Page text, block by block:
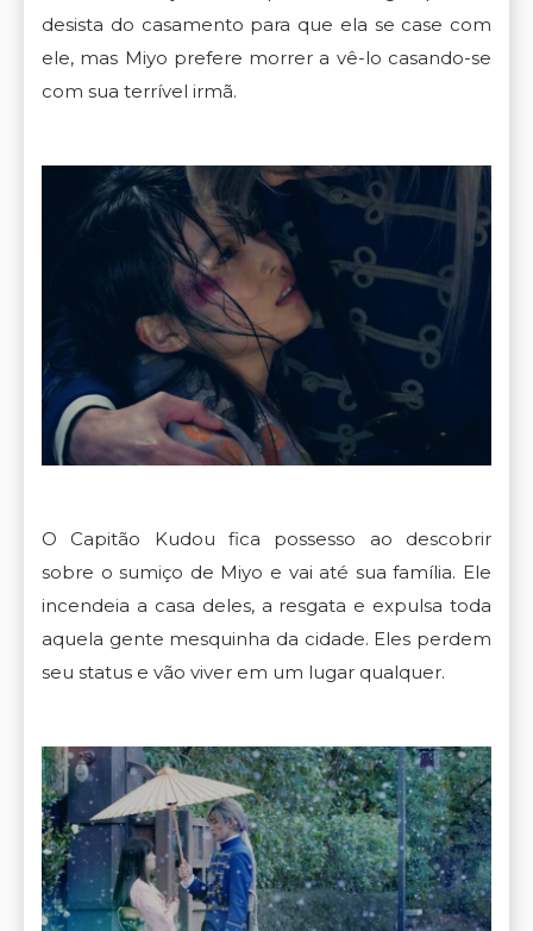
desista do casamento para que ela se case com
ele, mas Miyo prefere morrer a vê-lo casando-se
com sua terrível irmã.
O Capitão Kudou fica possesso ao descobrir
sobre o sumiço de Miyo e vai até sua família. Ele
incendeia a casa deles, a resgata e expulsa toda
aquela gente mesquinha da cidade. Eles perdem
seu status e vão viver em um lugar qualquer.